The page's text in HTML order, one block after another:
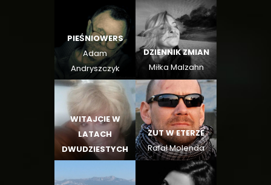
PIEŚNIOWERS
Adam
Andryszczyk
DZIENNIK ZMIAN
Miłka Malzahn
WITAJCIE W
LATACH
DWUDZIESTYCH
Toeplitz-Cieślak
ZUT W ETERZE
Rafał Molenda